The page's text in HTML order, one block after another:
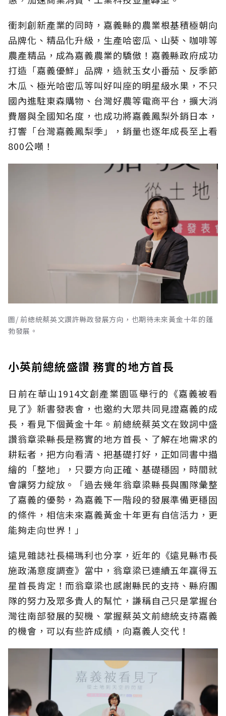
衝刺創新產業的同時，嘉義縣的農業根基積極朝向
品牌化、精品化升級，生產哈密瓜、山葵、咖啡等
農產精品，成為嘉義農業的驕傲！嘉義縣政府成功
打造「嘉義優鮮」品牌，造就玉女小番茄、反季節
木瓜、極光哈密瓜等叫好叫座的明星級水果，不只
國內進駐東森購物、台灣好農等電商平台，擴大消
費層與全國知名度，也成功將嘉義鳳梨外銷日本，
打響「台灣嘉義鳳梨季」，銷量也逐年成長至上看
800公噸！
圖/ 前總統蔡英文讚許縣政發展方向，也期待未來黃金十年的蓬
勃發展。
小英前總統盛讚 務實的地方首長
日前在華山1914文創產業園區舉行的《嘉義被看
見了》新書發表會，也邀約大眾共同見證嘉義的成
長，看見下個黃金十年。前總統蔡英文在致詞中盛
讚翁章梁縣長是務實的地方首長、了解在地需求的
耕耘者，把方向看清、把基礎打好，正如同書中描
繪的「整地」，只要方向正確、基礎穩固，時間就
會讓努力綻放。「過去幾年翁章梁縣長與團隊彙整
了嘉義的優勢，為嘉義下一階段的發展準備更穩固
的條件，相信未來嘉義黃金十年更有自信活力，更
能夠走向世界！」
遠見雜誌社長楊瑪利也分享，近年的《遠見縣市長
施政滿意度調查》當中，翁章梁已連續五年贏得五
星首長肯定！而翁章梁也感謝縣民的支持、縣府團
隊的努力及眾多貴人的幫忙，謙稱自己只是掌握台
灣往南部發展的契機、掌握蔡英文前總統支持嘉義
的機會，可以有些許成績，向嘉義人交代！